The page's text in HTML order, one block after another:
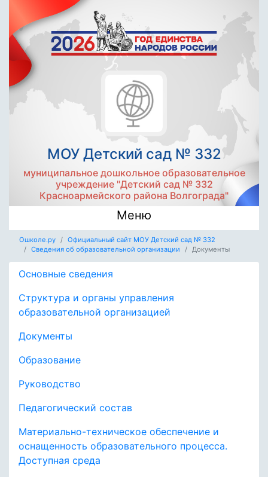
МОУ Детский сад № 332
муниципальное дошкольное образовательное
учреждение "Детский сад № 332
Красноармейского района Волгограда"
Меню
Ошколе.ру
Официальный сайт МОУ Детский сад № 332
Сведения об образовательной организации
Документы
Основные сведения
Структура и органы управления
образовательной организацией
Документы
Образование
Руководство
Педагогический состав
Материально-техническое обеспечение и
оснащенность образовательного процесса.
Доступная среда